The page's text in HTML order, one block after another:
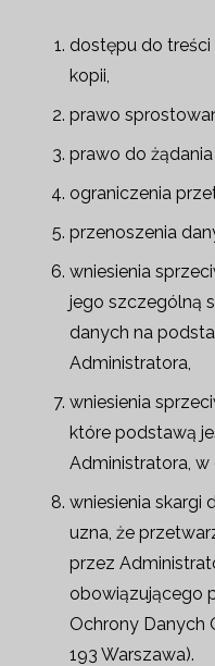
dostępu do treści
kopii,
prawo
prawo do żądania
ograniczenia
przenoszenia
wniesienia
jego szczególną
danych na
Administratora,
wniesienia
które podstawą
Administratora,
wniesienia skargi
uzna, że
przez
obowiązującego
Ochrony Danych
193 Warszawa).